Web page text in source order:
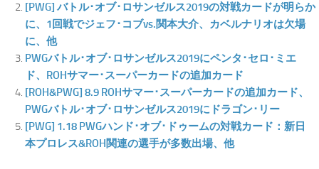
[PWG] バトル･オブ･ロサンゼルス2019の対戦カードが明らか
に、1回戦でジェフ･コブvs.関本大介、カベルナリオは欠場
に、他
PWGバトル･オブ･ロサンゼルス2019にペンタ･セロ･ミエ
ド、ROHサマー･スーパーカードの追加カード
[ROH&PWG] 8.9 ROHサマー･スーパーカードの追加カード、
PWGバトル･オブ･ロサンゼルス2019にドラゴン･リー
[PWG] 1.18 PWGハンド･オブ･ドゥームの対戦カード：新日
本プロレス&ROH関連の選手が多数出場、他